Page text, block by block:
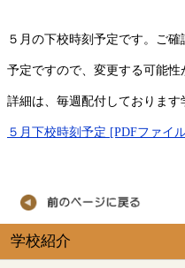
学校紹介
５月の下校時刻予定です。ご確
予定ですので、変更する可能性
詳細は、毎週配付しております
５月下校時刻予定 [PDFファイ